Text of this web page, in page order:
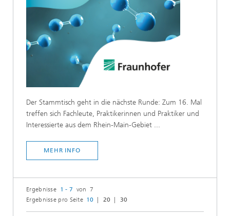
Der Stammtisch geht in die nächste Runde: Zum 16. Mal
treffen sich Fachleute, Praktikerinnen und Praktiker und
Interessierte aus dem Rhein-Main-Gebiet ...
MEHR INFO
Ergebnisse 1 - 7 von 7
Ergebnisse pro Seite 10 20 30